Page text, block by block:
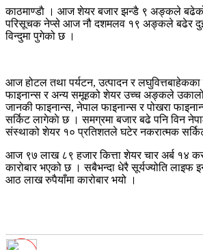
काठमाण्डाै । आज शेयर बजार झन्डै ९ अङ्कले
परिसूचक नेप्से आज नौ दशमलव १९ अङ्कले बढेर
विन्दुमा पुगेको छ ।
आज होटल तथा पर्यटन, उत्पादन र
फाइनान्स र अन्य समूहको शेयर उच्च अङ्कले
जानकी फाइनान्स, नेपाल फाइनान्स र पोखरा
सर्किट लागेकाे छ । समग्रमा बजार बढे पनि विन
संस्थाको शेयर १० प्रतिशतले घटेर नकरात्मक
आज ९७ लाख ८९ हजार कित्ता शेयर चार अर्ब १४
कारोबार भएको छ । सबैभन्दा धेरै सूर्यज्योति लाइफ
आठ लाख रुपैयाँमा कारोबार भयो ।